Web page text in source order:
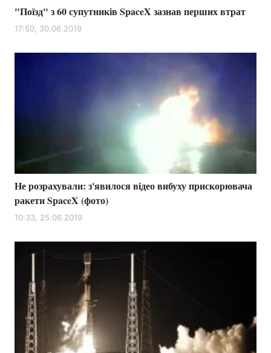
"Поїзд" з 60 супутників SpaceX зазнав перших втрат
17:50, 30.06.2019
Не розрахували: з'явилося відео вибуху прискорювача
ракети SpaceX (фото)
10:33, 25.06.2019